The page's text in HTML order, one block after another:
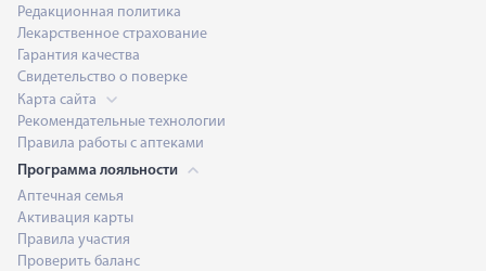
Редакционная политика
Лекарственное страхование
Гарантия качества
Свидетельство о поверке
Карта сайта
Рекомендательные технологии
Правила работы с аптеками
Программа лояльности
Аптечная семья
Активация карты
Правила участия
Проверить баланс